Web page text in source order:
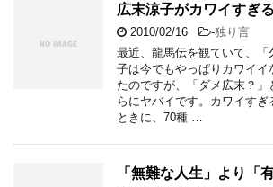
広末涼子がカワイすぎる
2010/02/16 -独り言
最近、龍馬伝を観ていて、
子は今でもやっぱりカワイ
たのですが、「ダメ広末？」
らにヤバイです。カワイす
ときに、70種 …
「無難な人生」より「